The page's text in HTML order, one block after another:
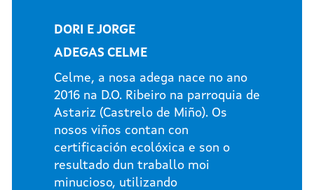
DORI E JORGE
ADEGAS CELME
Celme, a nosa adega nace no ano
2016 na D.O. Ribeiro na parroquia de
Astariz (Castrelo de Miño). Os
nosos viños contan con
certificación ecolóxica e son o
resultado dun traballo moi
minucioso, utilizando